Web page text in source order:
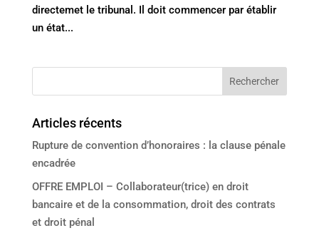
directemet le tribunal. Il doit commencer par établir
un état...
Articles récents
Rupture de convention d’honoraires : la clause pénale
encadrée
OFFRE EMPLOI – Collaborateur(trice) en droit
bancaire et de la consommation, droit des contrats
et droit pénal